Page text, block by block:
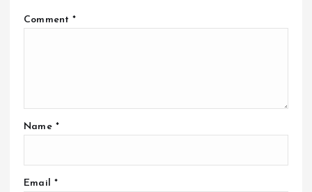
Comment*
Name *
Email *